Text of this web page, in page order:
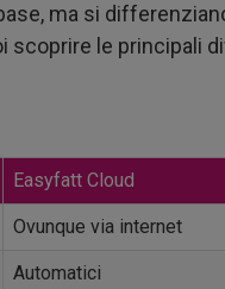
ma si
scoprire le principali
Easyfatt Cloud
Ovunque via internet
Automatici